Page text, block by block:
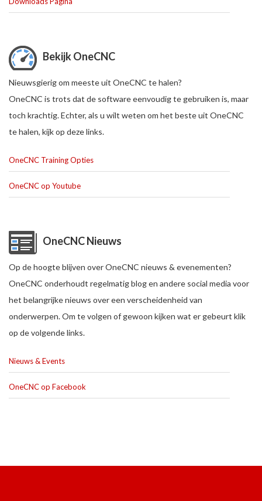
Bekijk OneCNC
Nieuwsgierig om meeste uit OneCNC te halen?
OneCNC is trots dat de software eenvoudig te gebruiken is, maar
toch krachtig. Echter, als u wilt weten om het beste uit OneCNC
te halen, kijk op deze links.
OneCNC Training Opties
OneCNC op Youtube
OneCNC Nieuws
Op de hoogte blijven over OneCNC nieuws & evenementen?
OneCNC onderhoudt regelmatig blog en andere social media voor
het belangrijke nieuws over een verscheidenheid van
onderwerpen. Om te volgen of gewoon kijken wat er gebeurt klik
op de volgende links.
Nieuws & Events
OneCNC op Facebook